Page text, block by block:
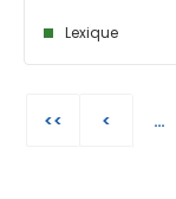
Lexique
<< < …